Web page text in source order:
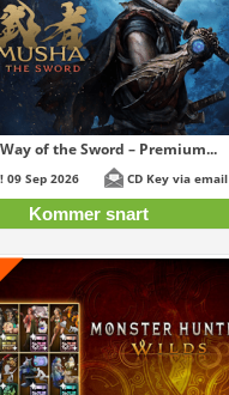
of the Sword – Premium...
09 Sep 2026 CD Key via email
Kommer snart